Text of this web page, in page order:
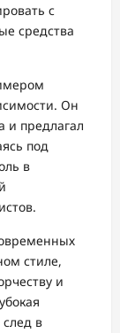
с
средства
Он
и предлагал
под
в
стиле,
и
в